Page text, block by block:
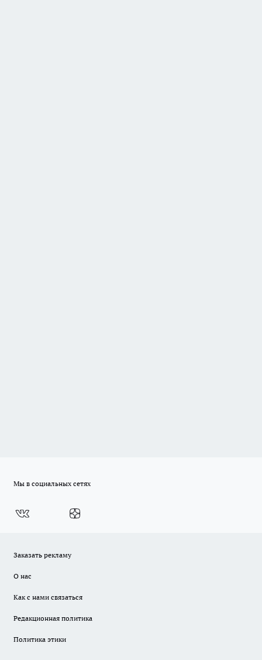
Мы в социальных сетях
Заказать рекламу
О нас
Как с нами связаться
Редакционная политика
Политика этики